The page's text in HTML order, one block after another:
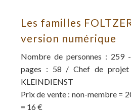
Les familles
version numérique
Nombre de personnes : 259
pages : 58 / Chef de projet
KLEINDIENST
Prix de vente : non-membre =
= 16 €